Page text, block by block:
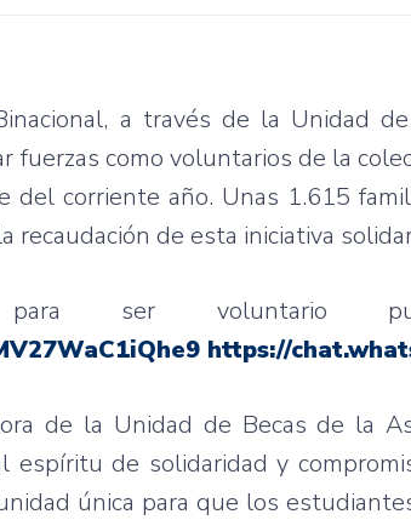
a través de la Unidad
fuerzas como voluntarios de la
del corriente año. Unas 1.615
recaudación de esta iniciativa
para ser voluntario
https://
de la Unidad de Becas de la
espíritu de solidaridad y
única para que los